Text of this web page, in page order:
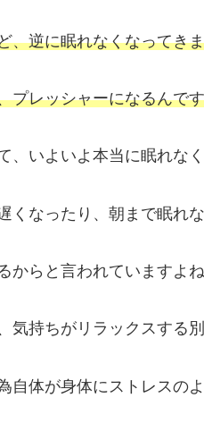
、逆に眠れなくなってき
プレッシャーになるんで
いよいよ本当に眠れなく
くなったり、朝まで眠れ
らと言われていますよね
気持ちがリラックスする
自体が身体にストレスの